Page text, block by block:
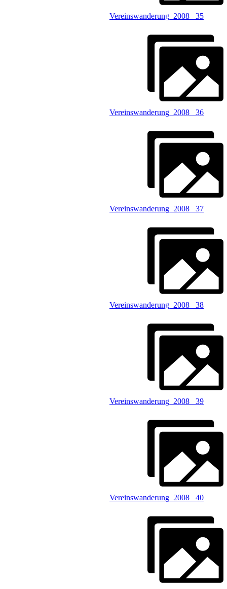
Vereinswanderung_2008 _35
Vereinswanderung_2008 _36
Vereinswanderung_2008 _37
Vereinswanderung_2008 _38
Vereinswanderung_2008 _39
Vereinswanderung_2008 _40